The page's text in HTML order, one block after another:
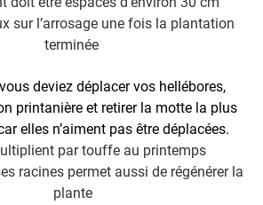
sur l’arrosage une fois la plantation
terminée
deviez déplacer vos hellébores,
printanière et retirer la motte la plus
elles n’aiment pas être déplacées.
par touffe au printemps
racines permet aussi de régénérer la
plante